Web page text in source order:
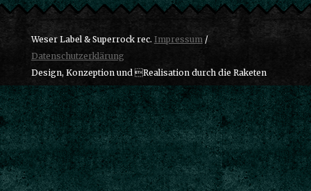
Weser Label & Superrock rec. Impressum/
Datenschutzerklärung
Design, Konzeption und Realisation durch die Raketen